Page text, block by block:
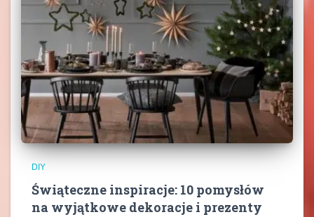
DIY
Świąteczne inspiracje: 10 pomysłów
na wyjątkowe dekoracje i prezenty